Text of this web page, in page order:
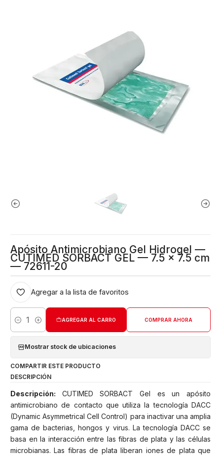
Apósito Antimicrobiano Gel Hidrogel —
CUTIMED SORBACT GEL — 7.5 x 7.5 cm
— 72611-20
Agregar a la lista de favoritos
Cantidad
AGREGAR AL CARRO COMPRAR AHORA
Mostrar stock de ubicaciones
COMPARTIR ESTE PRODUCTO
DESCRIPCIÓN
Descripción: CUTIMED SORBACT Gel es un apósito
antimicrobiano de contacto que utiliza la tecnología DACC
(Dynamic Asymmetrical Cell Control) para inactivar una amplia
gama de bacterias, hongos y virus. La tecnología DACC se
basa en la interacción entre las fibras de plata y las células
microbianas. Las fibras de plata liberan iones de plata que